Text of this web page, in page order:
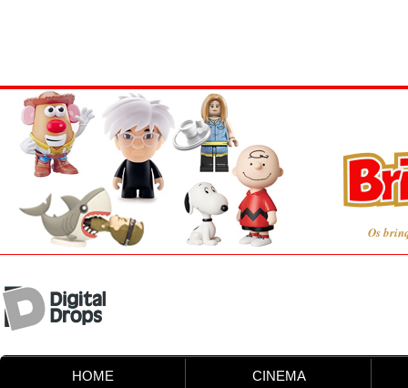
Os
HOME CINEMA